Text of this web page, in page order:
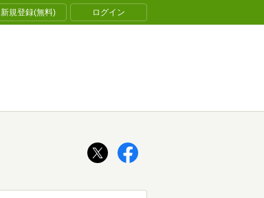
新規登録(無料) ログイン